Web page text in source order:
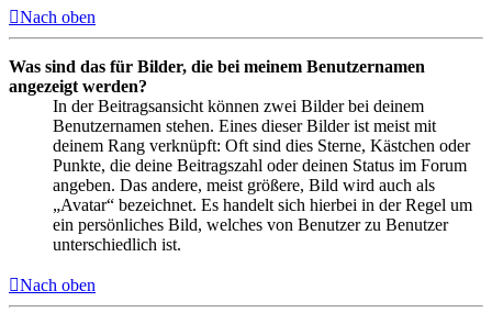
Nach oben
Was sind das für Bilder, die bei meinem Benutzernamen
angezeigt werden?
In der Beitragsansicht können zwei Bilder bei deinem
Benutzernamen stehen. Eines dieser Bilder ist meist mit
deinem Rang verknüpft: Oft sind dies Sterne, Kästchen oder
Punkte, die deine Beitragszahl oder deinen Status im Forum
angeben. Das andere, meist größere, Bild wird auch als
„Avatar“ bezeichnet. Es handelt sich hierbei in der Regel um
ein persönliches Bild, welches von Benutzer zu Benutzer
unterschiedlich ist.
Nach oben